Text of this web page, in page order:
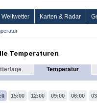
Weltwetter Karten & Radar
Temperaturen
Temperatur
15:00 12:00 09:00 06:00